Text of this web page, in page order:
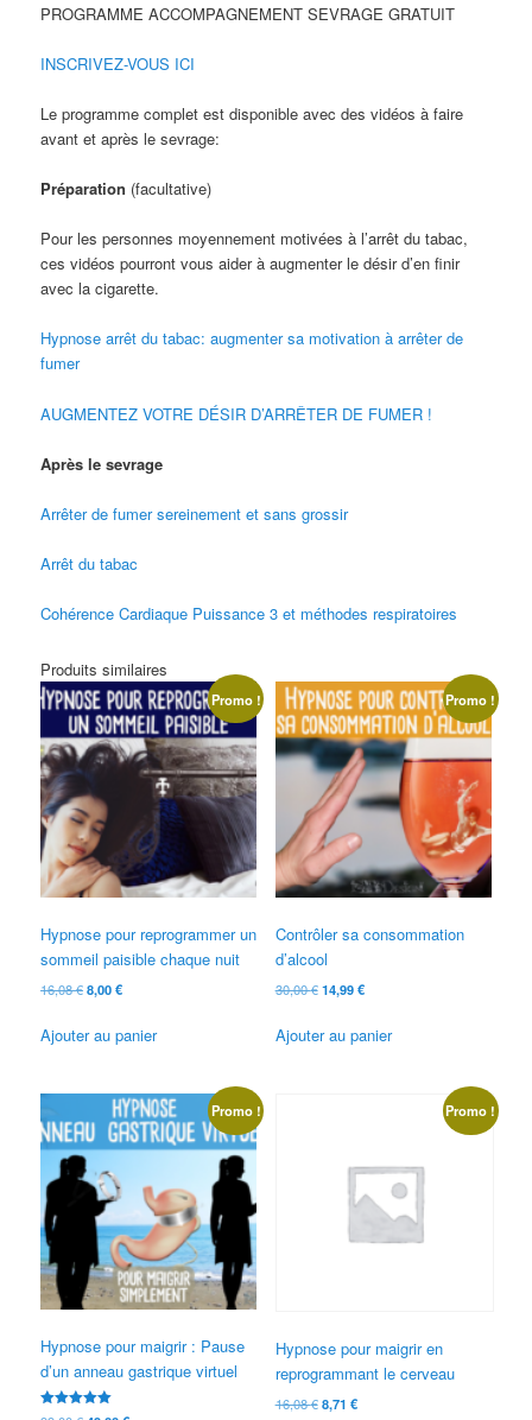
PROGRAMME ACCOMPAGNEMENT SEVRAGE GRATUIT
INSCRIVEZ-VOUS ICI
Le programme complet est disponible avec des vidéos à faire
avant et après le sevrage:
Préparation (facultative)
Pour les personnes moyennement motivées à l’arrêt du tabac,
ces vidéos pourront vous aider à augmenter le désir d’en finir
avec la cigarette.
Hypnose arrêt du tabac: augmenter sa motivation à arrêter de
fumer
AUGMENTEZ VOTRE DÉSIR D’ARRÊTER DE FUMER !
Après le sevrage
Arrêter de fumer sereinement et sans grossir
Arrêt du tabac
Cohérence Cardiaque Puissance 3 et méthodes respiratoires
Produits similaires
Promo !
Hypnose pour reprogrammer un
sommeil paisible chaque nuit
16,08€Le
initial
8,00€Le
actuel
Ajouter au panier
Promo !
Contrôler sa consommation
d’alcool
30,00€ Le
initial
14,99€Le
actuel
Ajouter au panier
Promo !
Hypnose pour maigrir : Pause
d’un anneau gastrique virtuel
Note
Promo !
Hypnose pour maigrir en
reprogrammant le cerveau
16,08€ Le
8,71 €Le